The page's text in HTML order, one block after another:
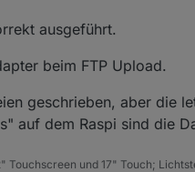
ausgeführt.
beim FTP Upload.
geschrieben, aber die
auf dem Raspi sind die
Touchscreen und 17" Touch;